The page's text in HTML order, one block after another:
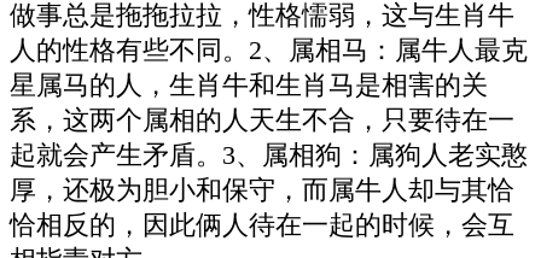
做事总是拖拖拉拉，性格懦弱，这与生肖牛
人的性格有些不同。2、属相马：属牛人最克
星属马的人，生肖牛和生肖马是相害的关
系，这两个属相的人天生不合，只要待在一
起就会产生矛盾。3、属相狗：属狗人老实憨
厚，还极为胆小和保守，而属牛人却与其恰
恰相反的，因此俩人待在一起的时候，会互